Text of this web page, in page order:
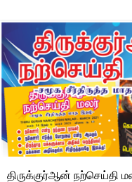
திருக்குர்ஆன் நற்செய்தி